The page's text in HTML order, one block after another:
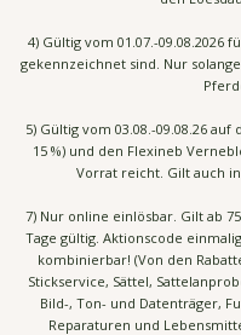
4) Gültig vom 01.07.-09.08.2026
gekennzeichnet sind. Nur
5) Gültig vom 03.08.-09.08.26
15 %) und den Flexineb
Vorrat reicht. Gilt auch
7) Nur online einlösbar. Gilt ab
Tage gültig. Aktionscode
kombinierbar! (Von den
Stickservice, Sättel,
Bild-, Ton- und Datenträger,
Reparaturen und